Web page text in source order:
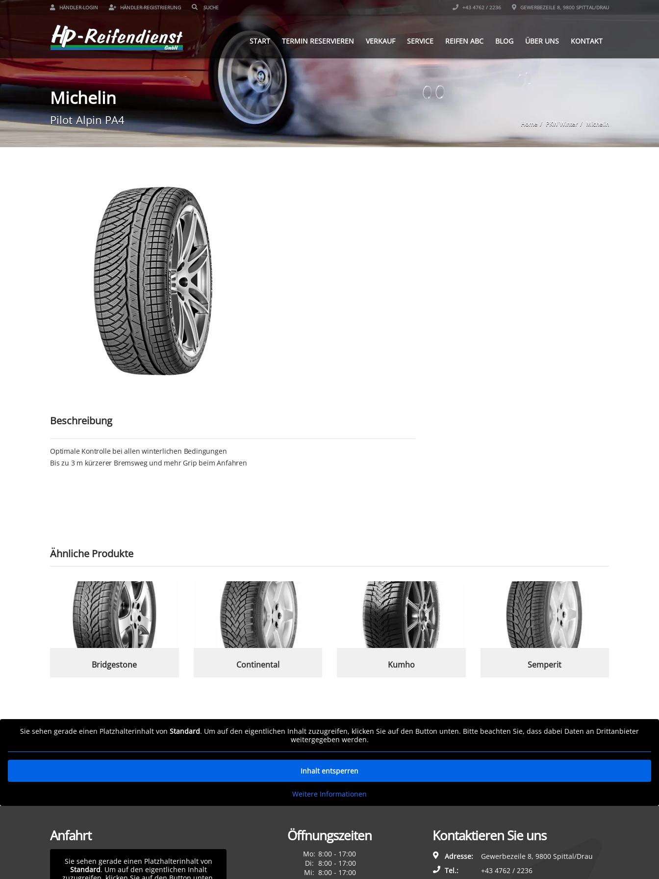
HÄNDLER-LOGIN HÄNDLER-REGISTRIERUNG +43 4762 / 2236 GEWERBEZEILE 8, 9800 SPITTAL/DRAU
START TERMIN RESERVIEREN VERKAUF SERVICE REIFEN ABC BLOG ÜBER UNS KONTAKT
Michelin
Pilot Alpin PA4 Home PKW Winter Michelin
Beschreibung
Optimale Kontrolle bei allen winterlichen Bedingungen
Bis zu 3 m kürzerer Bremsweg und mehr Grip beim Anfahren
Ähnliche Produkte
Bridgestone Continental Kumho Semperit
Sie sehen gerade einen Platzhalterinhalt von Standard. Um auf den eigentlichen Inhalt zuzugreifen, klicken Sie auf den Button unten. Bitte beachten Sie, dass dabei Daten an Drittanbieter
weitergegeben werden.
Inhalt entsperren
Weitere Informationen
Anfahrt
Sie sehen gerade einen Platzhalterinhalt von
Standard. Um auf den eigentlichen Inhalt
Öffnungszeiten
Mo: 8:00 - 17:00
Di: 8:00 - 17:00
Mi: 8:00 - 17:00
Kontaktieren Sie uns
Adresse:
Gewerbezeile 8, 9800 Spittal/Drau
Tel.:
+43 4762 / 2236